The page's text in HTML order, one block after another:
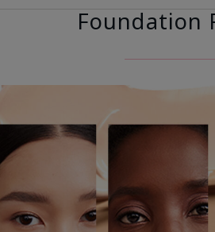
Foundation